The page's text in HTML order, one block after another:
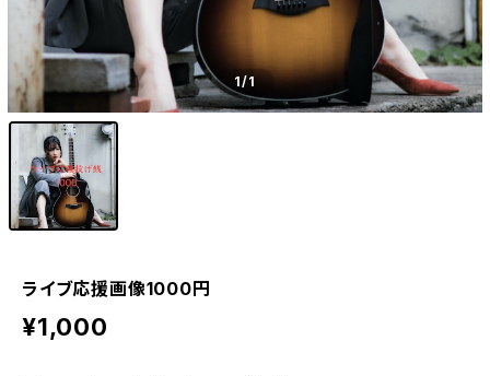
1/1
ライブ応援画像1000円
¥1,000